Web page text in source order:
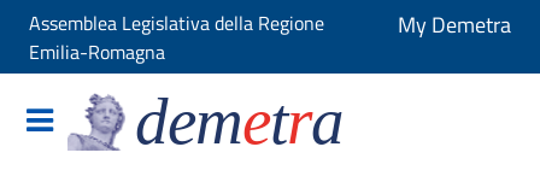
Assemblea Legislativa della Regione
Emilia-Romagna
My Demetra
demetra